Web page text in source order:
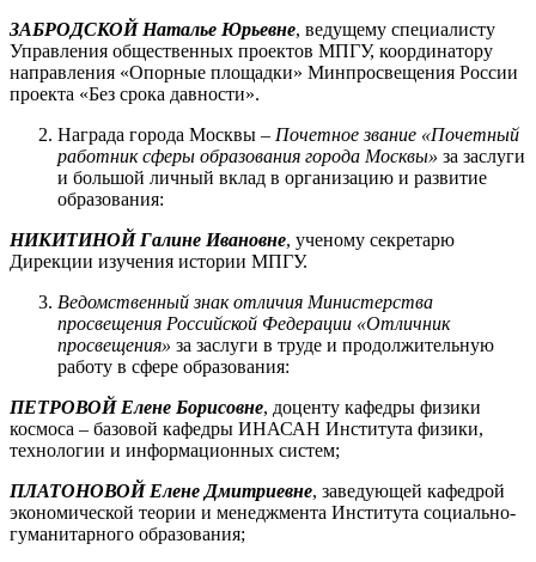
ЗАБРОДСКОЙ Наталье Юрьевне, ведущему специалисту
Управления общественных проектов МПГУ, координатору
направления «Опорные площадки» Минпросвещения России
проекта «Без срока давности».
Награда города Москвы – Почетное звание «Почетный
работник сферы образования города Москвы» за заслуги
и большой личный вклад в организацию и развитие
образования:
НИКИТИНОЙ Галине Ивановне, ученому секретарю
Дирекции изучения истории МПГУ.
Ведомственный знак отличия Министерства
просвещения Российской Федерации «Отличник
просвещения» за заслуги в труде и продолжительную
работу в сфере образования:
ПЕТРОВОЙ Елене Борисовне, доценту кафедры физики
космоса – базовой кафедры ИНАСАН Института физики,
технологии и информационных систем;
ПЛАТОНОВОЙ Елене Дмитриевне, заведующей кафедрой
экономической теории и менеджмента Института социально-
гуманитарного образования;